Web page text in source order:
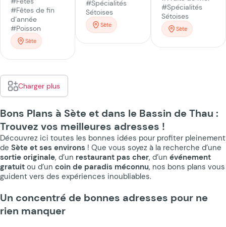
#Fêtes de fin
d’année
#Poisson
Sète
#Spécialités
Sétoises
Sète
#Spécialités
Sétoises
Sète
Charger plus
Bons Plans à Sète et dans le Bassin de Thau :
Trouvez vos meilleures adresses !
Découvrez ici toutes les bonnes idées pour profiter pleinement
de Sète et ses environs ! Que vous soyez à la recherche d’une
sortie originale, d’un restaurant pas cher, d’un événement
gratuit ou d’un coin de paradis méconnu, nos bons plans vous
guident vers des expériences inoubliables.
Un concentré de bonnes adresses pour ne
rien manquer